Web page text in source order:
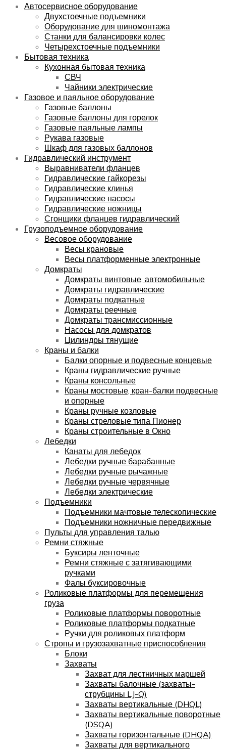
Автосервисное оборудование
Двухстоечные подъемники
Оборудование для шиномонтажа
Станки для балансировки колес
Четырехстоечные подъемники
Бытовая техника
Кухонная бытовая техника
СВЧ
Чайники электрические
Газовое и паяльное оборудование
Газовые баллоны
Газовые баллоны для горелок
Газовые паяльные лампы
Рукава газовые
Шкаф для газовых баллонов
Гидравлический инструмент
Выравниватели фланцев
Гидравлические гайкорезы
Гидравлические клинья
Гидравлические насосы
Гидравлические ножницы
Сгонщики фланцев гидравлический
Грузоподъемное оборудование
Весовое оборудование
Весы крановые
Весы платформенные электронные
Домкраты
Домкраты винтовые, автомобильные
Домкраты гидравлические
Домкраты подкатные
Домкраты реечные
Домкраты трансмиссионные
Насосы для домкратов
Цилиндры тянущие
Краны и балки
Балки опорные и подвесные концевые
Краны гидравлические ручные
Краны консольные
Краны мостовые, кран-балки подвесные
и опорные
Краны ручные козловые
Краны стреловые типа Пионер
Краны строительные в Окно
Лебедки
Канаты для лебедок
Лебедки ручные барабанные
Лебедки ручные рычажные
Лебедки ручные червячные
Лебедки электрические
Подъемники
Подъемники мачтовые телескопические
Подъемники ножничные передвижные
Пульты для управления талью
Ремни стяжные
Буксиры ленточные
Ремни стяжные с затягивающими
ручками
Фалы буксировочные
Роликовые платформы для перемещения
груза
Роликовые платформы поворотные
Роликовые платформы подкатные
Ручки для роликовых платформ
Стропы и грузозахватные приспособления
Блоки
Захваты
Захват для лестничных маршей
Захваты балочные (захваты-
струбцины LJ-Q)
Захваты вертикальные (DHQL)
Захваты вертикальные поворотные
(DSQA)
Захваты горизонтальные (DHQA)
Захваты для вертикального